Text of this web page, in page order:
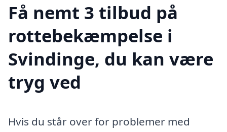
Få nemt 3 tilbud på
rottebekæmpelse i
Svindinge, du kan være
tryg ved
Hvis du står over for problemer med